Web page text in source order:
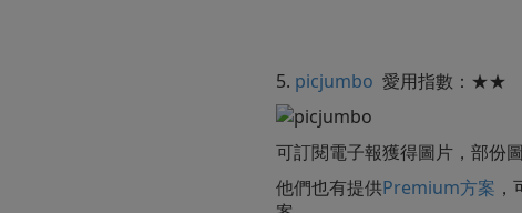
5. picjumbo 愛用指數：★★
可訂閱電子報獲得圖片，部份
他們也有提供Premium方案